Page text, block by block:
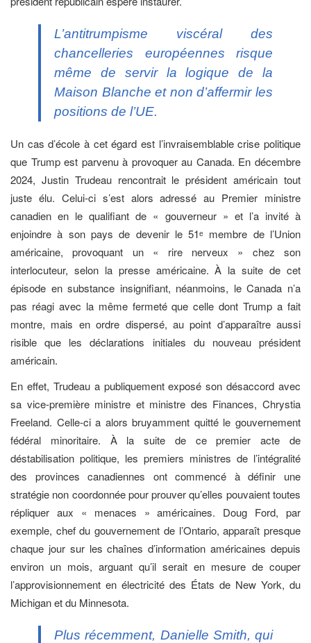
L’antitrumpisme viscéral des
chancelleries européennes risque
même de servir la logique de la
Maison Blanche et non d’affermir les
positions de l’UE.
Un cas d’école à cet égard est l’invraisemblable crise politique
que Trump est parvenu à provoquer au Canada. En décembre
2024, Justin Trudeau rencontrait le président américain tout
juste élu. Celui-ci s’est alors adressé au Premier ministre
canadien en le qualifiant de « gouverneur » et l’a invité à
enjoindre à son pays de devenir le 51ᵉ membre de l’Union
américaine, provoquant un « rire nerveux » chez son
interlocuteur, selon la presse américaine. À la suite de cet
épisode en substance insignifiant, néanmoins, le Canada n’a
pas réagi avec la même fermeté que celle dont Trump a fait
montre, mais en ordre dispersé, au point d’apparaître aussi
risible que les déclarations initiales du nouveau président
américain.
En effet, Trudeau a publiquement exposé son désaccord avec
sa vice-première ministre et ministre des Finances, Chrystia
Freeland. Celle-ci a alors bruyamment quitté le gouvernement
fédéral minoritaire. À la suite de ce premier acte de
déstabilisation politique, les premiers ministres de l’intégralité
des provinces canadiennes ont commencé à définir une
stratégie non coordonnée pour prouver qu’elles pouvaient toutes
répliquer aux « menaces » américaines. Doug Ford, par
exemple, chef du gouvernement de l’Ontario, apparaît presque
chaque jour sur les chaînes d’information américaines depuis
environ un mois, arguant qu’il serait en mesure de couper
l’approvisionnement en électricité des États de New York, du
Michigan et du Minnesota.
Plus récemment, Danielle Smith, qui